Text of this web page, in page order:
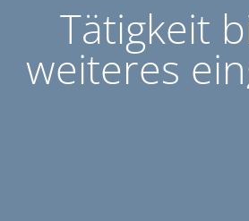
Tätigkeit
weiteres